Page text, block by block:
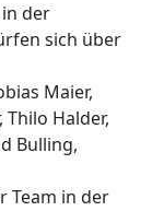
der
sich über
Maier,
Thilo Halder,
Bulling,
Team in der